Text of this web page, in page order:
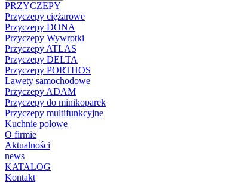
PRZYCZEPY
Przyczepy ciężarowe
Przyczepy DONA
Przyczepy Wywrotki
Przyczepy ATLAS
Przyczepy DELTA
Przyczepy PORTHOS
Lawety samochodowe
Przyczepy ADAM
Przyczepy do minikoparek
Przyczepy multifunkcyjne
Kuchnie polowe
O firmie
Aktualności
news
KATALOG
Kontakt